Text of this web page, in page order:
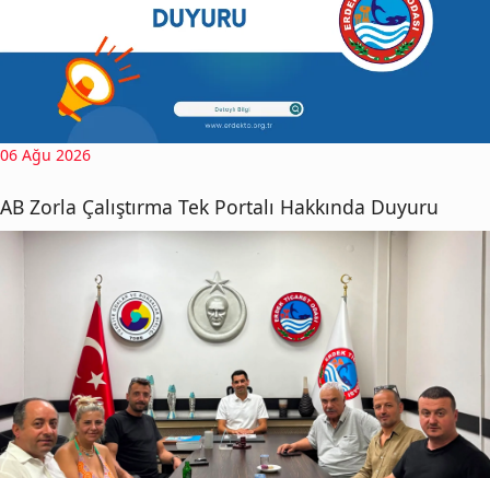
06 Ağu 2026
AB Zorla Çalıştırma Tek Portalı Hakkında Duyuru